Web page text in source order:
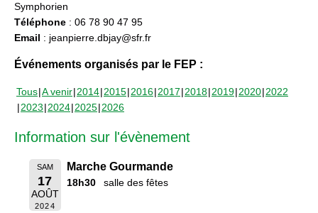
Symphorien
Téléphone : 06 78 90 47 95
Email : jeanpierre.dbjay@sfr.fr
Événements organisés par le FEP :
Tous A venir 2014 2015 2016 2017 2018 2019 2020 2022
2023 2024 2025 2026
Information sur l'évènement
SAM
17
AOÛT
2024
Marche Gourmande
18h30 salle des fêtes